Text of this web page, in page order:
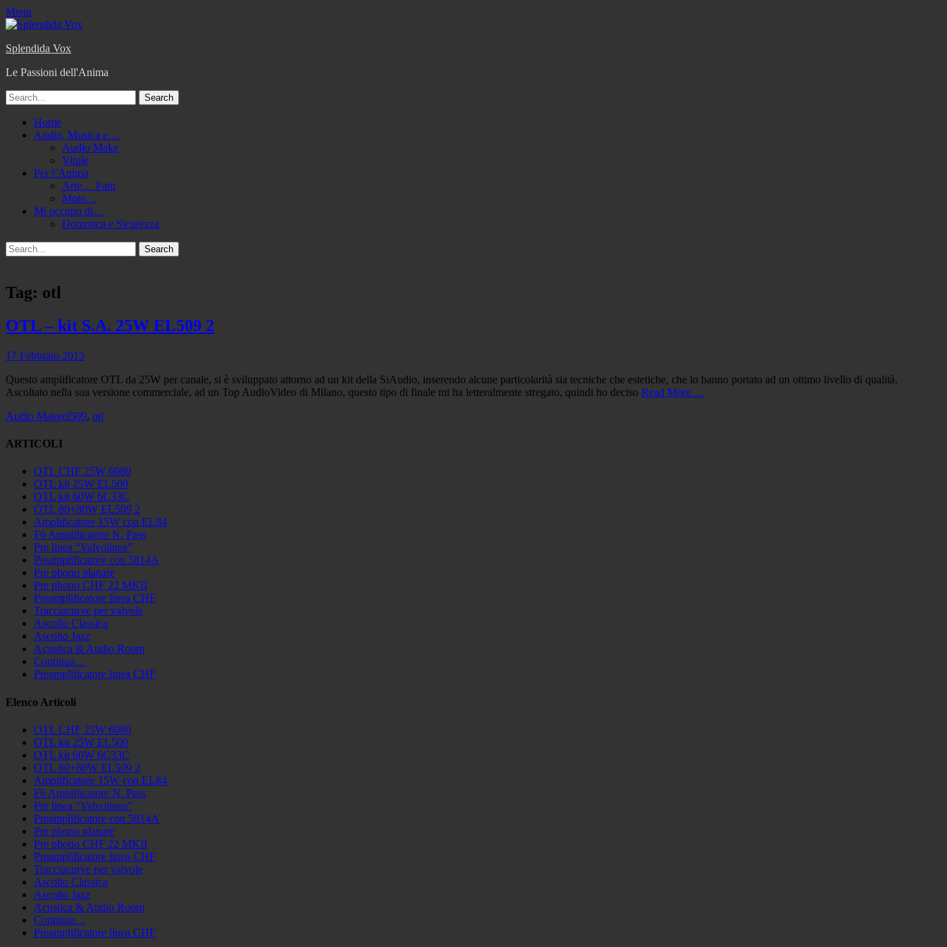
Menu
Splendida Vox
Le Passioni dell'Anima
Search
for:
Primary
Menu
Skip
Home
Audio, Musica e…
Audio Make
Vinile
Per l’Anima
Arte… Fatti
Moto…
Mi occupo di…
Domotica e Sicurezza
Search
Search
for:
Tag: otl
OTL – kit S.A. 25W EL509 2
Posted
17 Febbraio 2015
Questo amplificatore OTL da 25W per canale, si è sviluppato attorno ad un kit della SiAudio, inserendo alcune particolarità sia tecniche che estetiche, che lo hanno portato ad un ottimo livello di qualità.
Ascoltato nella sua versione commerciale, ad un Top AudioVideo di Milano, questo tipo di finale mi ha letteralmente stregato, quindi ho deciso Read More …
Categories
Audio MakeTags
el509, otl
ARTICOLI
OTL CHF 25W 6080
OTL kit 25W EL509
OTL kit 60W 6C33C
OTL 80+80W EL509 2
Amplificatore 15W con EL84
F6 Amplificatore N. Pass
Pre linea “Valvolinea”
Preamplificatore con 5814A
Pre phono planare
Pre phono CHF 22 MKII
Preamplificatore linea CHF
Tracciacurve per valvole
Ascolto Classica
Ascolto Jazz
Acustica & Audio Room
Continua…
Preamplificatore linea CHF
Elenco Articoli
OTL CHF 25W 6080
OTL kit 25W EL509
OTL kit 60W 6C33C
OTL 80+80W EL509 2
Amplificatore 15W con EL84
F6 Amplificatore N. Pass
Pre linea “Valvolinea”
Preamplificatore con 5814A
Pre phono planare
Pre phono CHF 22 MKII
Preamplificatore linea CHF
Tracciacurve per valvole
Ascolto Classica
Ascolto Jazz
Acustica & Audio Room
Continua…
Preamplificatore linea CHF